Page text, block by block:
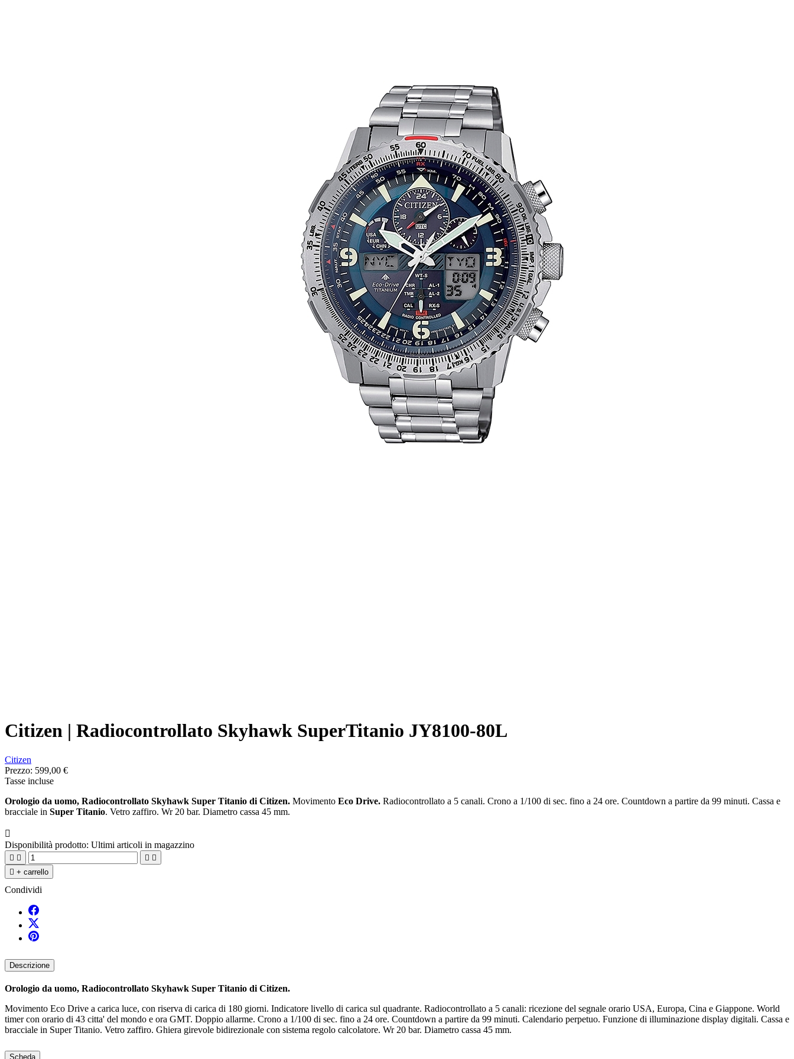
Citizen | Radiocontrollato Skyhawk SuperTitanio JY8100-80L
Citizen
Prezzo: 599,00 €
Tasse incluse
Orologio da uomo, Radiocontrollato Skyhawk Super Titanio di Citizen. Movimento Eco Drive. Radiocontrollato a 5 canali. Crono a 1/100 di sec. fino a 24 ore. Countdown a partire da 99 minuti. Cassa e
bracciale in Super Titanio. Vetro zaffiro. Wr 20 bar. Diametro cassa 45 mm.

Disponibilità prodotto: Ultimi articoli in magazzino
   
 + carrello
Condividi
Descrizione
Orologio da uomo, Radiocontrollato Skyhawk Super Titanio di Citizen.
Movimento Eco Drive a carica luce, con riserva di carica di 180 giorni. Indicatore livello di carica sul quadrante. Radiocontrollato a 5 canali: ricezione del segnale orario USA, Europa, Cina e Giappone. World
timer con orario di 43 citta' del mondo e ora GMT. Doppio allarme. Crono a 1/100 di sec. fino a 24 ore. Countdown a partire da 99 minuti. Calendario perpetuo. Funzione di illuminazione display digitali. Cassa e
bracciale in Super Titanio. Vetro zaffiro. Ghiera girevole bidirezionale con sistema regolo calcolatore. Wr 20 bar. Diametro cassa 45 mm.
Scheda